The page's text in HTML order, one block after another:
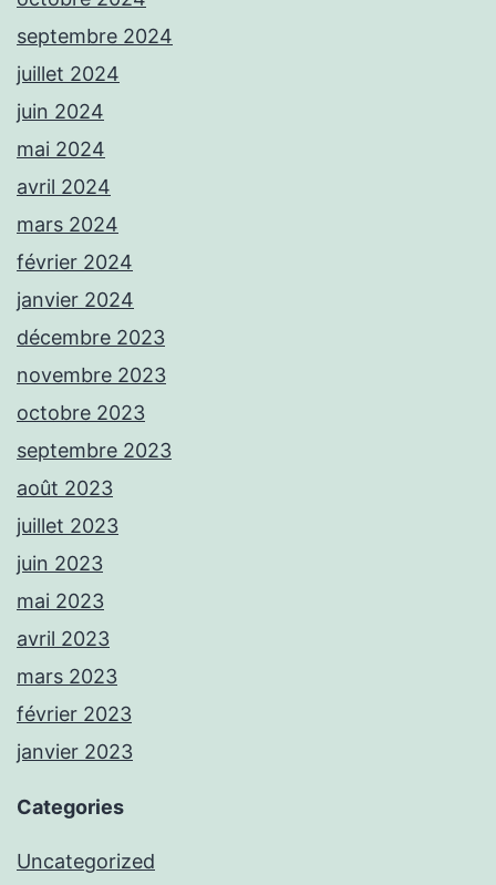
septembre 2024
juillet 2024
juin 2024
mai 2024
avril 2024
mars 2024
février 2024
janvier 2024
décembre 2023
novembre 2023
octobre 2023
septembre 2023
août 2023
juillet 2023
juin 2023
mai 2023
avril 2023
mars 2023
février 2023
janvier 2023
Categories
Uncategorized